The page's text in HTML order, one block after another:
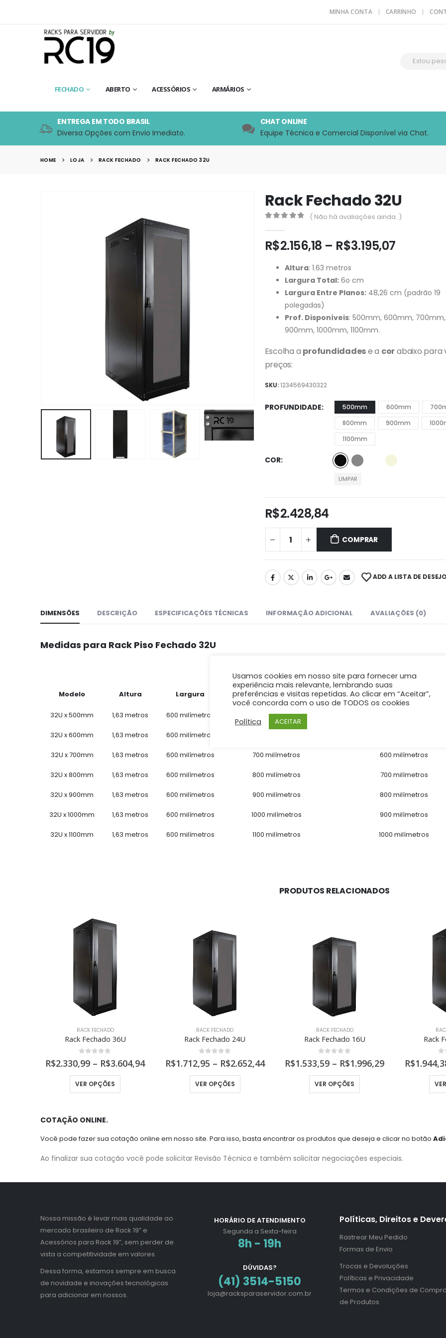
MINHA CONTA CARRINHO
FECHADO ABERTO ACESSÓRIOS ARMÁRIOS
ENTREGA EM TODO BRASIL
Diversa Opções com Envio Imediato.
CHAT ONLINE
Equipe Técnica e Comercial Disponível via Chat.
HOME LOJA RACK FECHADO RACK FECHADO 32U
Rack Fechado 32U
( Não há avaliações ainda. )
R$2.156,18 – R$3.195,07
Altura: 1.63 metros
Largura Total:6o cm
Largura Entre Planos:48,26 cm (padrão 19
polegadas)
Prof. Disponíveis: 500mm, 600mm,
900mm, 1000mm, 1100mm.
Escolha a profundidadese a corabaixo para
preços:
SKU:1234569430322
PROFUNDIDADE 500mm 600mm
800mm
900mm
1100mm
COR
LIMPAR
R$2.428,84
COMPRAR
ADD A LISTA DE
DIMENSÕES DESCRIÇÃO ESPECIFICAÇÕES TÉCNICAS INFORMAÇÃO ADICIONAL AVALIAÇÕES (0)
Medidas para Rack Piso Fechado 32U
Modelo Altura Largura Profundidade Externa Profundidade Interna
32U x 500mm
32U x 600mm
32U x 700mm
32U x 800mm
32U x 900mm
32U x 1000mm
32U x 1100mm
1,63 metros
1,63 metros
1,63 metros
1,63 metros
1,63 metros
1,63 metros
1,63 metros
600 milímetros
600 milímetros
600 milímetros
600 milímetros
600 milímetros
600 milímetros
600 milímetros
500 milímetros
700 milímetros
800 milímetros
900 milímetros
1000 milímetros
1100 milímetros
600 milímetros
700 milímetros
800 milímetros
900 milímetros
1000 milímetros
PRODUTOS RELACIONADOS
RACK FECHADO
Rack Fechado 36U
out of 5
R$2.330,99 – R$3.604,94
VER OPÇÕES
Este produto tem várias variantes. As opções podem ser escolhidas na página do produto
RACK FECHADO
Rack Fechado 24U
out of 5
R$1.712,95 – R$2.652,44
VER OPÇÕES
Este produto tem várias variantes. As opções podem ser escolhidas na página do produto
RACK FECHADO
Rack Fechado 16U
out of 5
R$1.533,59 – R$1.996,29
VER OPÇÕES
Este produto tem várias variantes. As opções podem ser escolhidas na página do produto
Rack
R$
COTAÇÃO ONLINE.
Você pode fazer sua cotação online em nosso site. Para isso, basta encontrar os produtos que deseja e clicar no botão
Ao finalizar sua cotação você pode solicitar Revisão Técnica e também solicitar negociações especiais.
Nossa missão é levar mais qualidade ao
mercado brasileiro de Rack 19” e
Acessórios para Rack 19”, sem perder de
vista a competitividade em valores.
Dessa forma, estamos sempre em busca
de novidade e inovações tecnológicas
para adicionar em nossos.
HORÁRIO DE ATENDIMENTO
Segunda a Sexta-feira
8h - 19h
DÚVIDAS?
(41) 3514-5150
loja@racksparaservidor.com.br
Políticas, Direitos e
Rastrear Meu Pedido
Formas de Envio
Trocas e Devoluções
Políticas e Privacidade
Termos e Condições de
de Produtos
Usamos cookies em nosso site para fornecer uma
experiência mais relevante, lembrando suas
preferências e visitas repetidas. Ao clicar em “Aceitar”,
você concorda com o uso de TODOS os cookies
Política
ACEITAR